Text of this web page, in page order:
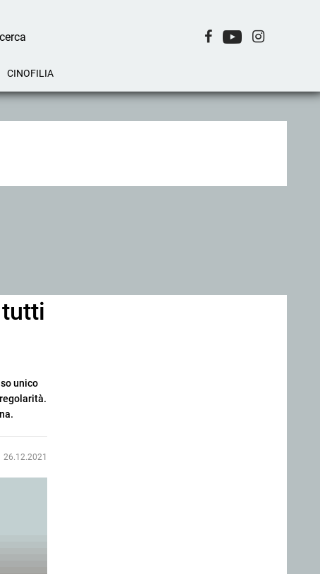
CINOFILIA
unico
26.12.2021